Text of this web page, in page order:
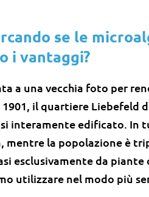
se le
i vantaggi?
a una vecchia foto per
il quartiere Liebefeld
interamente edificato. In
la popolazione è
esclusivamente da piante
utilizzare nel modo più